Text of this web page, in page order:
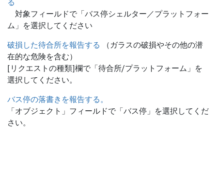
る
対象フィールドで「バス停シェルター／プラットフォー
ム」を選択してください
破損した待合所を報告する
（ガラスの破損やその他の潜
在的な危険を含む）
[リクエストの種類]欄で「待合所/プラットフォーム」を
選択してください。
バス停の落書きを報告する。
「オブジェクト」フィールドで「バス停」を選択してくだ
さい。